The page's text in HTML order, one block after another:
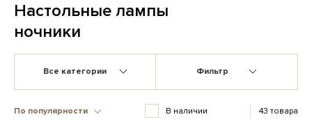
Настольные лампы
ночники
Все категории Фильтр
По популярности В наличии 43 товара